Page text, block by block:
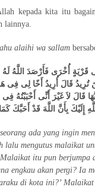
kepada kita itu
lainnya.
alaihi wa sallam
قَرْيَةٍ أُخْرَى فَأَرْصَدَ اللَّهُ
تُرِيدُ قَالَ أُرِيدُ أَخًا لِى فِى
قَالَ لاَ غَيْرَ أَنِّى أَحْبَبْتُهُ
إِلَيْكَ بِأَنَّ اللَّهَ قَدْ أَحَبَّكَ كَمَا
ada yang ingin
lalu mengutus malaikat
itu pun berjumpa
engkau akan pergi? Ia
di kota ini?’